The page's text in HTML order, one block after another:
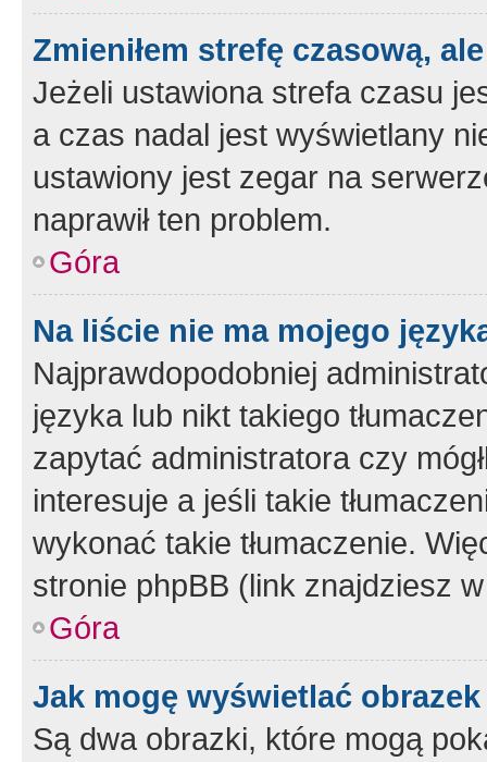
Zmieniłem strefę czasową,
Jeżeli ustawiona strefa czasu
a czas nadal jest wyświetlany
ustawiony jest zegar na
naprawił ten problem.
Góra
Na liście nie ma mojego
Najprawdopodobniej
języka lub nikt takiego
zapytać administratora czy
interesuje a jeśli takie
wykonać takie tłumaczenie.
stronie phpBB (link znajdziesz
Góra
Jak mogę wyświetlać
Są dwa obrazki, które mogą